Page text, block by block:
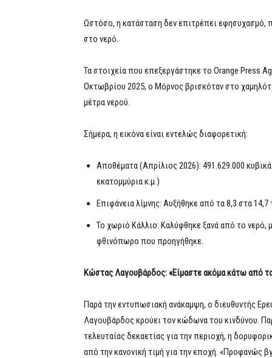
Ωστόσο, η κατάσταση δεν επιτρέπει εφησυχασμό,
στο νερό.
Τα στοιχεία που επεξεργάστηκε το Orange Press
Οκτωβρίου 2025, ο Μόρνος βρισκόταν στο
μέτρα νερού.
Σήμερα, η εικόνα είναι εντελώς διαφορετική:
Αποθέματα (Απρίλιος 2026): 491.629.000
εκατομμύρια κ.μ.)
Επιφάνεια λίμνης: Αυξήθηκε από τα 8,3 στα 14,7
Το χωριό Κάλλιο: Καλύφθηκε ξανά από το νερό,
φθινόπωρο που προηγήθηκε.
Κώστας Λαγουβάρδος: «Είμαστε ακόμα κάτω από
Παρά την εντυπωσιακή ανάκαμψη, ο διευθυντής
Λαγουβάρδος κρούει τον κώδωνα του κινδύνου.
τελευταίας δεκαετίας για την περιοχή, η
από την κανονική τιμή για την εποχή. «Προφανώς